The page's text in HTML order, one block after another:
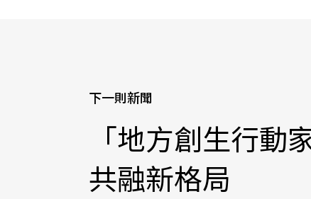
下一則新聞
「地方創生行
共融新格局